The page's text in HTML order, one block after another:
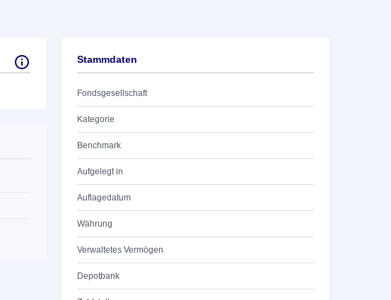
Stammdaten
Fondsgesellschaft
Kategorie
Benchmark
Aufgelegt in
Auflagedatum
Währung
Verwaltetes Vermögen
Depotbank